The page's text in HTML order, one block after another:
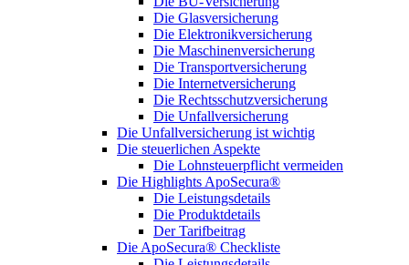
Die Glasversicherung
Die Elektronikversicherung
Die Maschinenversicherung
Die Transportversicherung
Die Internetversicherung
Die Rechtsschutzversicherung
Die Unfallversicherung
Die Unfallversicherung ist wichtig
Die steuerlichen Aspekte
Die Lohnsteuerpflicht vermeiden
Die Highlights ApoSecura®
Die Leistungsdetails
Die Produktdetails
Der Tarifbeitrag
Die ApoSecura® Checkliste